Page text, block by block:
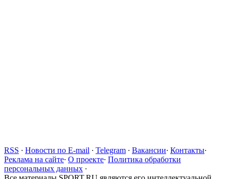
RSS · Новости по E-mail · Telegram · Вакансии· Контакты·
Реклама на сайте· О проекте· Политика обработки
персональных данных ·